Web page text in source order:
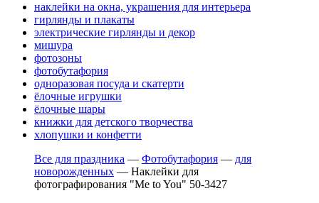
наклейки на окна, украшения для интерьера
гирлянды и плакаты
электрические гирлянды и декор
мишура
фотозоны
фотобутафория
одноразовая посуда и скатерти
ёлочные игрушки
ёлочные шары
книжки для детского творчества
хлопушки и конфетти
Все для праздника — Фотобутафория — для
новорожденных — Наклейки для
фотографирования "Me to You" 50-3427